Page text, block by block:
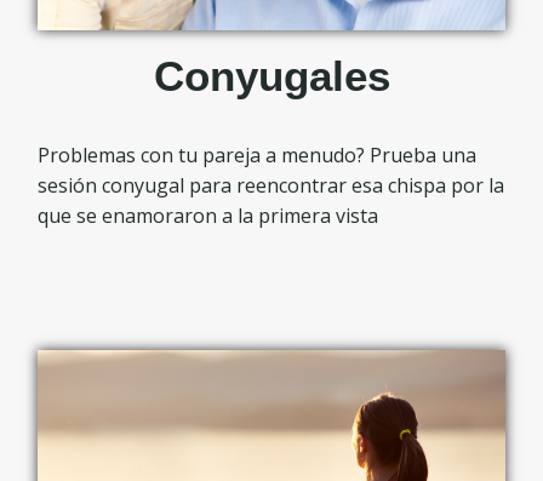
Conyugales
Problemas con tu pareja a menudo? Prueba una
sesión conyugal para reencontrar esa chispa por la
que se enamoraron a la primera vista